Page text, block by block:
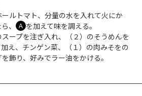
ルトマト、分量の水を入れて火にか
、
Ａ を加えて味を調える。
ープを注ぎ入れ、（２）のそうめんを
え、チンゲン菜、（１）の肉みそをの
飾り、好みでラー油をかける。